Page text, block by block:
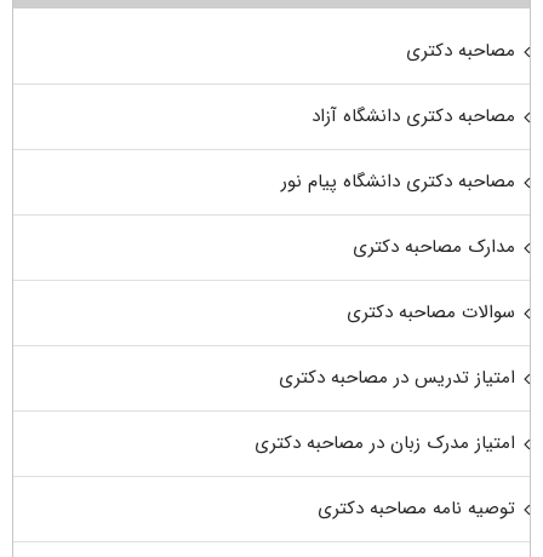
مصاحبه دکتری
مصاحبه دکتری دانشگاه آزاد
مصاحبه دکتری دانشگاه پیام نور
مدارک مصاحبه دکتری
سوالات مصاحبه دکتری
امتیاز تدریس در مصاحبه دکتری
امتیاز مدرک زبان در مصاحبه دکتری
توصیه نامه مصاحبه دکتری